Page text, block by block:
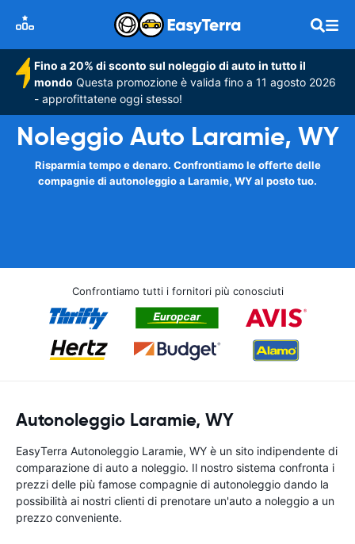
Fino a 20% di sconto sul noleggio di auto in tutto il
mondo Questa promozione è valida fino a 11 agosto 2026
- approfittatene oggi stesso!
Noleggio Auto Laramie, WY
Risparmia tempo e denaro. Confrontiamo le offerte delle
compagnie di autonoleggio a Laramie, WY al posto tuo.
Confrontiamo tutti i fornitori più conosciuti
Autonoleggio Laramie, WY
EasyTerra Autonoleggio Laramie, WY è un sito indipendente di
comparazione di auto a noleggio. Il nostro sistema confronta i
prezzi delle più famose compagnie di autonoleggio dando la
possibilità ai nostri clienti di prenotare un'auto a noleggio a un
prezzo conveniente.